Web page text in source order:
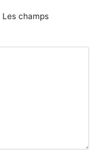
Les champs